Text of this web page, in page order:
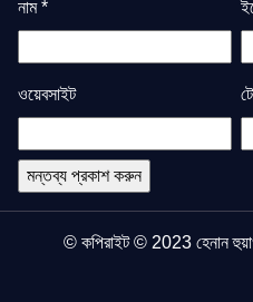
নাম*
ওয়েবসাইট
© কপিরাইট © 2023 হেনান